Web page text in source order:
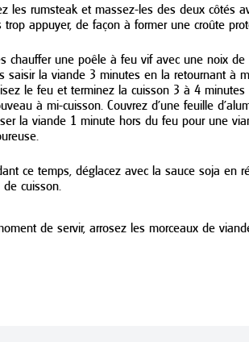
les rumsteak et massez-les des deux côtés
trop appuyer, de façon à former une croûte
chauffer une poêle à feu vif avec une noix de
saisir la viande 3 minutes en la retournant à
le feu et terminez la cuisson 3 à 4
à mi-cuisson. Couvrez d’une feuille
la viande 1 minute hors du feu pour une
ce temps, déglacez avec la sauce soja en
de cuisson.
de servir, arrosez les morceaux de